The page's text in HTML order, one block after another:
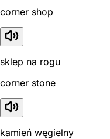
corner shop
sklep na rogu
corner stone
kamień węgielny